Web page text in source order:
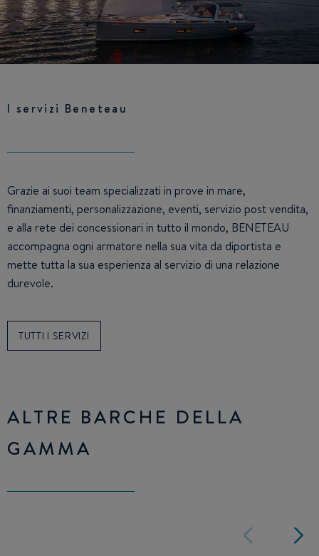
I servizi Beneteau
Grazie ai suoi team specializzati in prove in mare,
finanziamenti, personalizzazione, eventi, servizio post vendita,
e alla rete dei concessionari in tutto il mondo, BENETEAU
accompagna ogni armatore nella sua vita da diportista e
mette tutta la sua esperienza al servizio di una relazione
durevole.
TUTTI I SERVIZI
ALTRE BARCHE DELLA
GAMMA